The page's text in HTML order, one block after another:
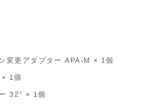
変更アダプター APA-M × 1個
1個
32° × 1個